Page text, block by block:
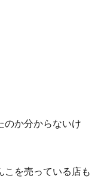
か分からないけ
を売っている店も